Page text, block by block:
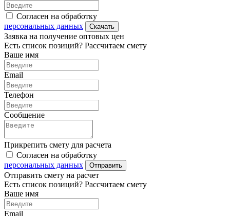
Согласен на обработку
персональных данных
Скачать
Заявка на получение оптовых цен
Есть список позиций? Рассчитаем смету
Ваше имя
Email
Телефон
Сообщение
Прикрепить смету для расчета
Согласен на обработку
персональных данных
Отправить
Отправить смету на расчет
Есть список позиций? Рассчитаем смету
Ваше имя
Email